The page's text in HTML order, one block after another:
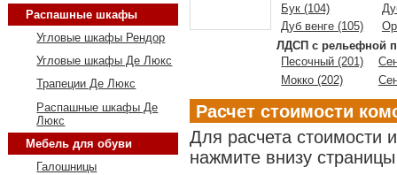
Бук (104)
Дуб венге (105)
ЛДСП с рельефной
Песочный (201)
Мокко (202)
Расчет стоимости
Для расчета стоимости
нажмите внизу
Распашные шкафы
Угловые шкафы Рендор
Угловые шкафы Де Люкс
Трапеции Де Люкс
Распашные шкафы Де
Люкс
Мебель для обуви
Галошницы